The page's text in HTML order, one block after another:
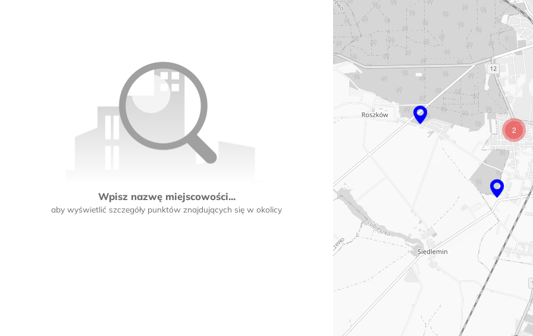
Wpisz nazwę miejscowości...
aby wyświetlić szczegóły punktów znajdujących się w okolicy
2